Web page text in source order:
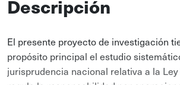
Descripción
El presente proyecto de investigación
propósito principal el estudio
jurisprudencia nacional relativa a la Ley